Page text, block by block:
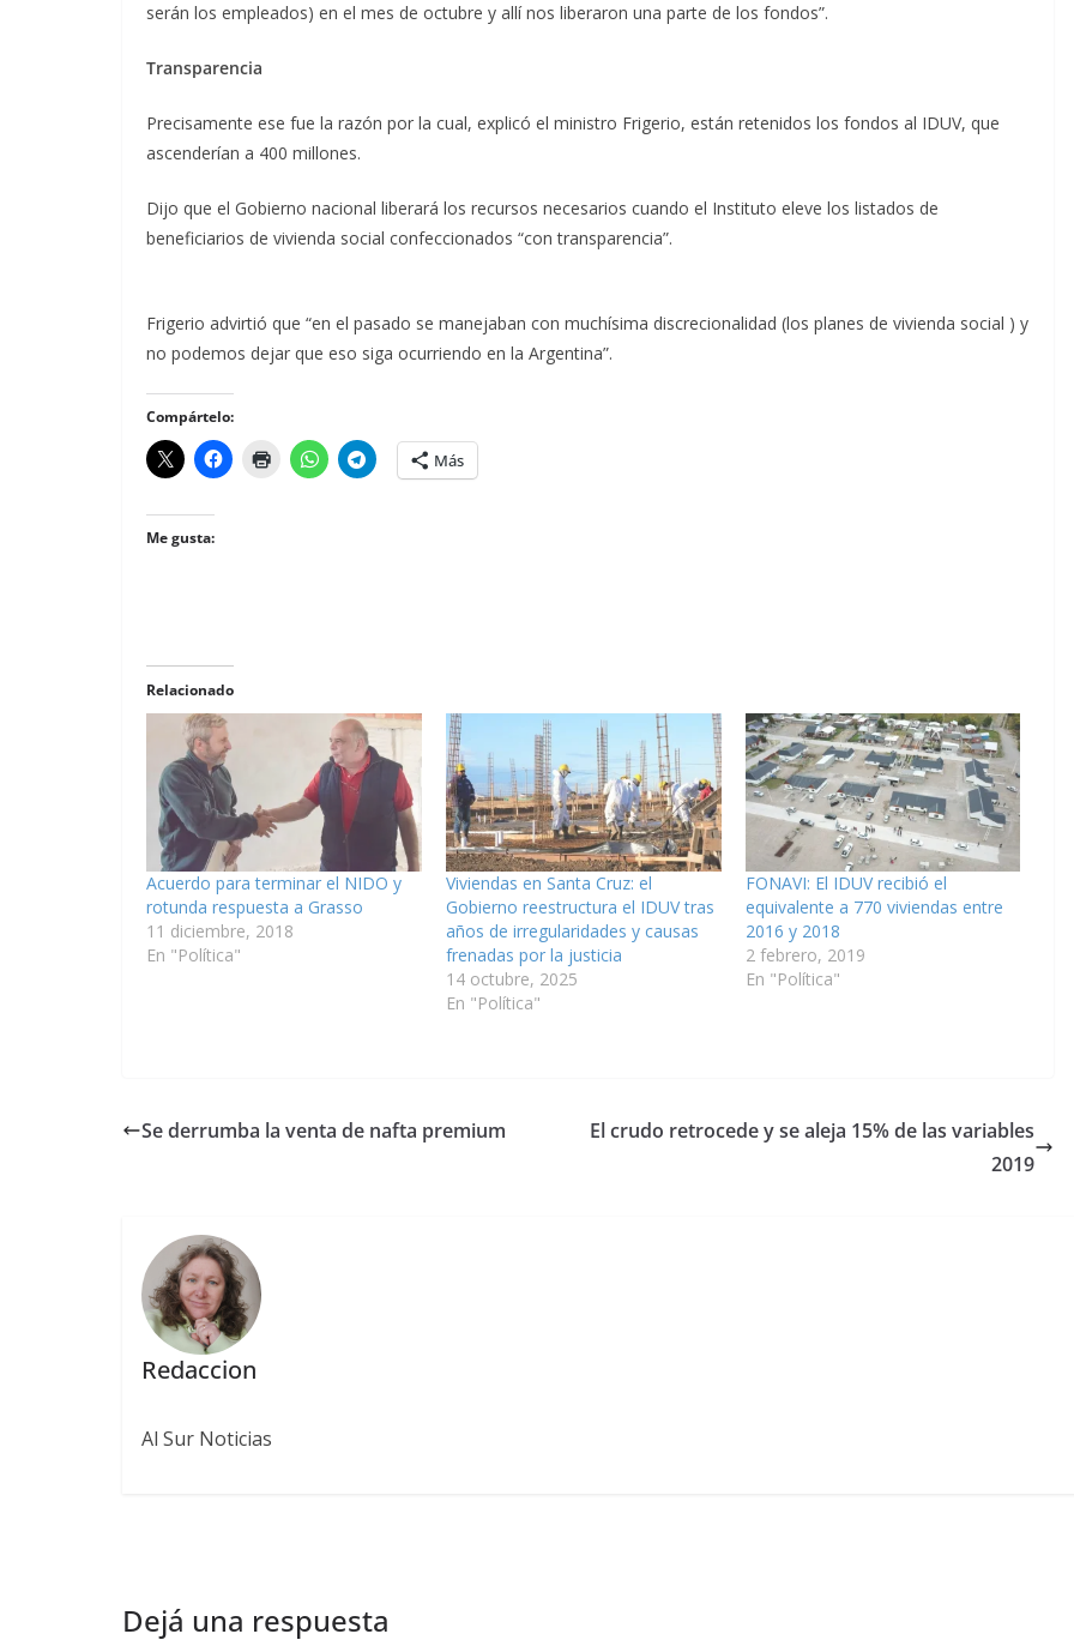
serán los empleados) en el mes de octubre y allí nos liberaron una parte de los fondos”.
Transparencia
Precisamente ese fue la razón por la cual, explicó el ministro Frigerio, están retenidos los fondos al IDUV, que
ascenderían a 400 millones.
Dijo que el Gobierno nacional liberará los recursos necesarios cuando el Instituto eleve los listados de
beneficiarios de vivienda social confeccionados “con transparencia”.
Frigerio advirtió que “en el pasado se manejaban con muchísima discrecionalidad (los planes de vivienda social ) y
no podemos dejar que eso siga ocurriendo en la Argentina”.
Compártelo:
Más
Me gusta:
Relacionado
Acuerdo para terminar el NIDO y
rotunda respuesta a Grasso
11 diciembre, 2018
En "Política"
Viviendas en Santa Cruz: el
Gobierno reestructura el IDUV tras
años de irregularidades y causas
frenadas por la justicia
14 octubre, 2025
En "Política"
FONAVI: El IDUV recibió el
equivalente a 770 viviendas entre
2016 y 2018
2 febrero, 2019
En "Política"
Se derrumba la venta de nafta premium
El crudo retrocede y se aleja 15% de las variables
2019
Redaccion
Al Sur Noticias
Dejá una respuesta